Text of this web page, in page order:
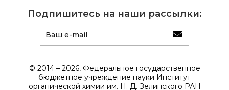
Подпишитесь на наши рассылки:
© 2014 – 2026, Федеральное государственное
бюджетное учреждение науки Институт
органической химии им. Н. Д. Зелинского РАН